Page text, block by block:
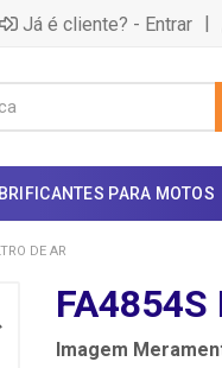
Já é cliente? - Entrar |
PARA MOTOS
DE AR
FA4854S
Imagem